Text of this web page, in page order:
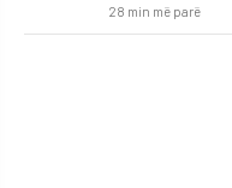
28 min më parë